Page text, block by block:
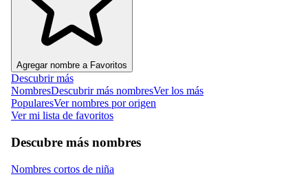
Agregar nombre a Favoritos
Descubrir más
NombresDescubrir más nombresVer los más
PopularesVer nombres por origen
Ver mi lista de favoritos
Descubre más nombres
Nombres cortos de niña